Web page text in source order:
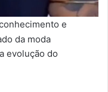
e
da moda
evolução do